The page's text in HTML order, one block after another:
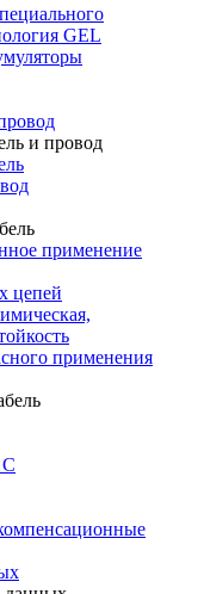
GEL
и провод
применение
цепей
применения
С